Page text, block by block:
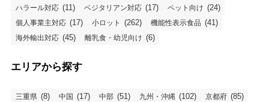
ハラール対応 (11) ベジタリアン対応 (17) ペット向け (24)
個人事業主対応 (17) 小ロット (262) 機能性表示食品 (41)
海外輸出対応 (45) 離乳食・幼児向け (6)
エリアから探す
三重県 (8) 中国 (17) 中部 (51) 九州・沖縄 (102) 京都府 (85)